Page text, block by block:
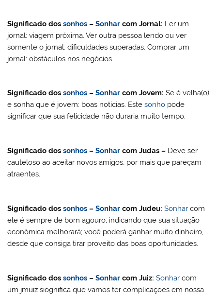
Significado dossonhos – Sonhar comJornal: Ler um
jornal: viagem próxima. Ver outra pessoa lendo ou ver
somente o jornal: dificuldades superadas. Comprar um
jornal: obstáculos nos negócios.
Significado dossonhos – Sonhar comJovem:Se é velha(o)
e sonha que é jovem: boas notícias. Estesonho pode
significar que sua felicidade não duraria muito tempo.
Significado dossonhos – Sonhar com Judas – Deve ser
cauteloso ao aceitar novos amigos, por mais que pareçam
atraentes.
Significado dossonhos – Sonhar com Judeu: Sonhar com
ele é sempre de bom agouro; indicando que sua situação
econômica melhorará; você poderá ganhar muito dinheiro,
desde que consiga tirar proveito das boas oportunidades.
Significado dossonhos – Sonhar comJuiz:Sonhar com
um jmuiz siognifica que vamos ter complicações em nossa